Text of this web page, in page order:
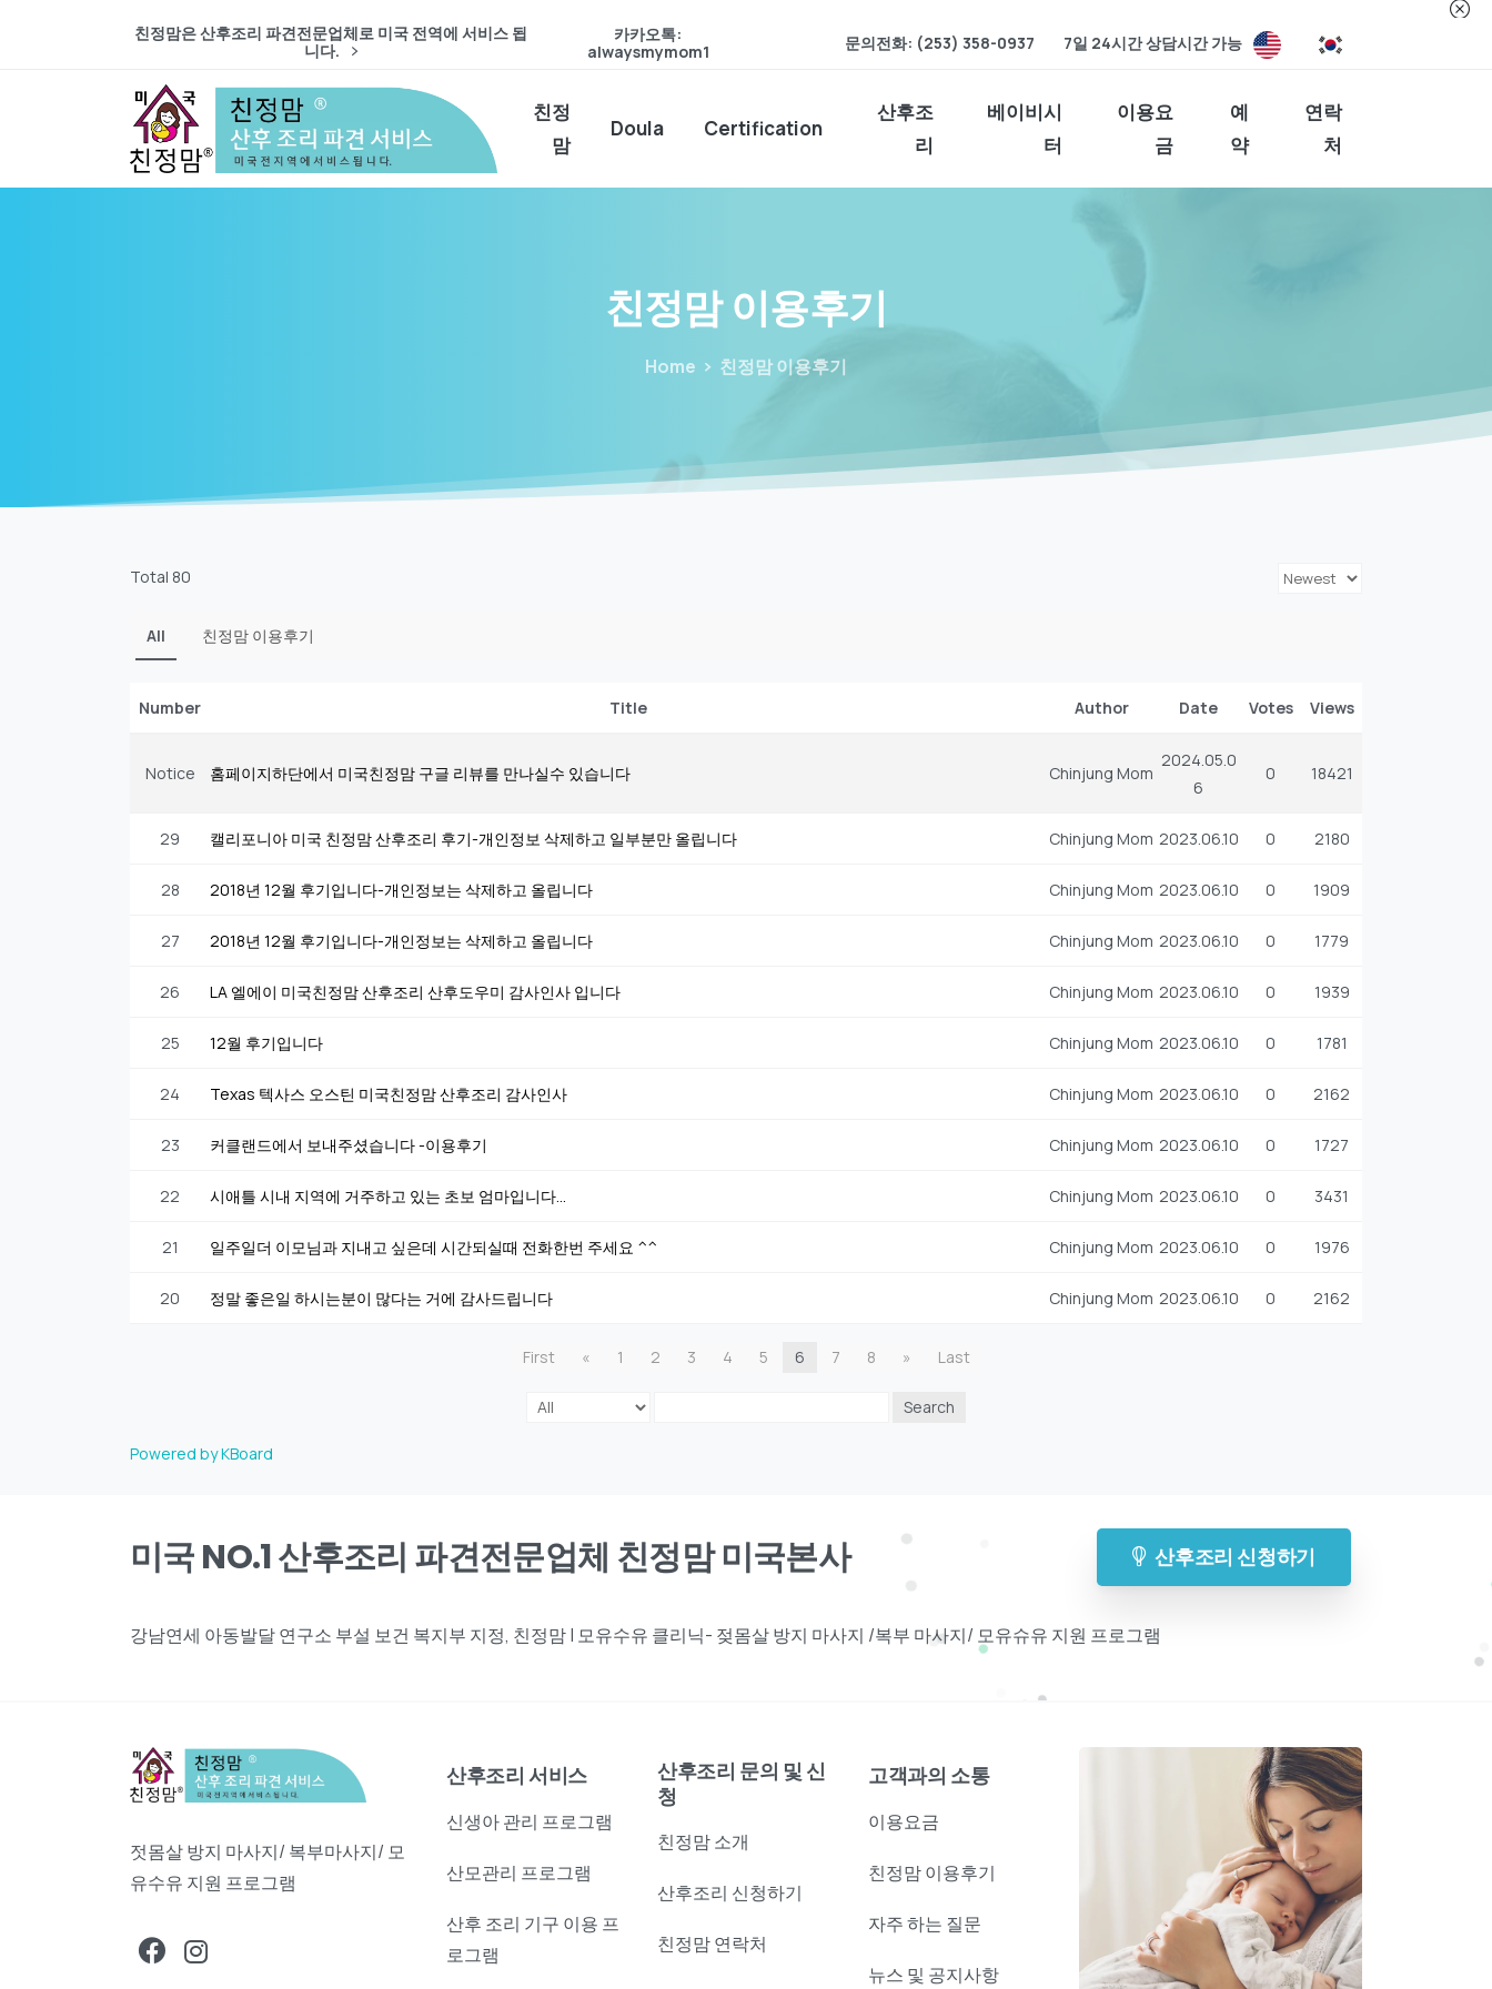
친정맘은 산후조리 파견전문업체로 미국 전역에 서비스 됩
니다.
카카오톡:
alwaysmymom1
문의전화: (253) 358-0937 7일 24시간 상담시간 가능
친정
맘
Doula Certification
산후조
리
베이비시
터
이용요
금
예
약
연락
처
친정맘 이용후기
Home 친정맘 이용후기
Total 80
All 친정맘 이용후기
Number Title Author Date Votes Views
Notice 홈페이지하단에서 미국친정맘 구글 리뷰를 만나실수 있습니다 Chinjung Mom
2024.05.0
6
0 18421
29 캘리포니아 미국 친정맘 산후조리 후기-개인정보 삭제하고 일부분만 올립니다 Chinjung Mom 2023.06.10 0 2180
28 2018년 12월 후기입니다-개인정보는 삭제하고 올립니다 Chinjung Mom 2023.06.10 0 1909
27 2018년 12월 후기입니다-개인정보는 삭제하고 올립니다 Chinjung Mom 2023.06.10 0 1779
26 LA 엘에이 미국친정맘 산후조리 산후도우미 감사인사 입니다 Chinjung Mom 2023.06.10 0 1939
25 12월 후기입니다 Chinjung Mom 2023.06.10 0 1781
24 Texas 텍사스 오스틴 미국친정맘 산후조리 감사인사 Chinjung Mom 2023.06.10 0 2162
23 커클랜드에서 보내주셨습니다 -이용후기 Chinjung Mom 2023.06.10 0 1727
22 시애틀 시내 지역에 거주하고 있는 초보 엄마입니다... Chinjung Mom 2023.06.10 0 3431
21 일주일더 이모님과 지내고 싶은데 시간되실때 전화한번 주세요 ^^ Chinjung Mom 2023.06.10 0 1976
20 정말 좋은일 하시는분이 많다는 거에 감사드립니다 Chinjung Mom 2023.06.10 0 2162
First « 1 2 3 4 5 6 7 8 » Last
Search
Powered by KBoard
미국 NO.1 산후조리 파견전문업체 친정맘 미국본사 산후조리 신청하기
강남연세 아동발달 연구소 부설 보건 복지부 지정, 친정맘 | 모유수유 클리닉- 젖몸살 방지 마사지 /복부 마사지/ 모유슈유 지원 프로그램
젓몸살 방지 마사지/ 복부마사지/ 모
유수유 지원 프로그램
산후조리 서비스
신생아 관리 프로그램
산모관리 프로그램
산후 조리 기구 이용 프
로그램
산후조리 문의 및 신
청
친정맘 소개
산후조리 신청하기
친정맘 연락처
고객과의 소통
이용요금
친정맘 이용후기
자주 하는 질문
뉴스 및 공지사항